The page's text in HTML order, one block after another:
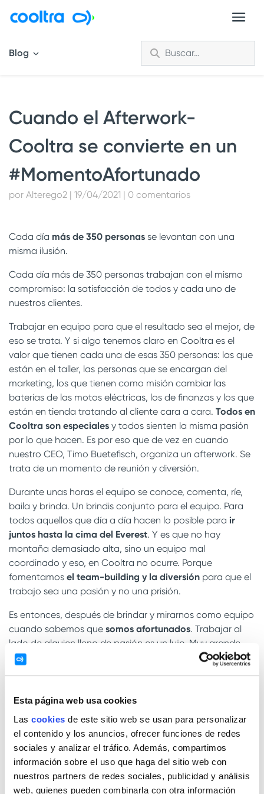
Esta página web usa cookies
Las cookies de este sitio web se usan para personalizar
el contenido y los anuncios, ofrecer funciones de redes
sociales y analizar el tráfico. Además, compartimos
información sobre el uso que haga del sitio web con
nuestros partners de redes sociales, publicidad y análisis
web, quienes pueden combinarla con otra información
Blog
Cuando el Afterwork-
Cooltra se convierte en un
#MomentoAfortunado
por Alterego2 | 19/04/2021 | 0 comentarios
Cada día más de 350 personas se levantan con una
misma ilusión.
Cada día más de 350 personas trabajan con el mismo
compromiso: la satisfacción de todos y cada uno de
nuestros clientes.
Trabajar en equipo para que el resultado sea el mejor, de
eso se trata. Y si algo tenemos claro en Cooltra es el
valor que tienen cada una de esas 350 personas: las que
están en el taller, las personas que se encargan del
marketing, los que tienen como misión cambiar las
baterías de las motos eléctricas, los de finanzas y los que
están en tienda tratando al cliente cara a cara. Todos en
Cooltra son especiales y todos sienten la misma pasión
por lo que hacen. Es por eso que de vez en cuando
nuestro CEO, Timo Buetefisch, organiza un afterwork. Se
trata de un momento de reunión y diversión.
Durante unas horas el equipo se conoce, comenta, ríe,
baila y brinda. Un brindis conjunto para el equipo. Para
todos aquellos que día a día hacen lo posible para ir
juntos hasta la cima del Everest. Y es que no hay
montaña demasiado alta, sino un equipo mal
coordinado y eso, en Cooltra no ocurre. Porque
fomentamos el team-building y la diversión para que el
trabajo sea una pasión y no una prisión.
Es entonces, después de brindar y mirarnos como equipo
cuando sabemos que somos afortunados. Trabajar al
lado de alguien lleno de pasión es un lujo. Muy grande.
¿Quién mejor entonces para acompañarnos en este
Tu dirección de correo electrónico no será publicada.
campos obligatorios están marcados con *
Comentario*